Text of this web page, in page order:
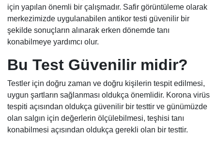
için yapılan önemli bir çalışmadır. Safir görüntüleme olarak
merkezimizde uygulanabilen antikor testi güvenilir bir
şekilde sonuçların alınarak erken dönemde tanı
konabilmeye yardımcı olur.
Bu Test Güvenilir midir?
Testler için doğru zaman ve doğru kişilerin tespit edilmesi,
uygun şartların sağlanması oldukça önemlidir. Korona virüs
tespiti açısından oldukça güvenilir bir testtir ve günümüzde
olan salgın için değerlerin ölçülebilmesi, teşhisi tanı
konabilmesi açısından oldukça gerekli olan bir testtir.